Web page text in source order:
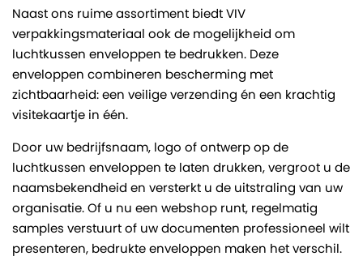
Naast ons ruime assortiment biedt VIV
verpakkingsmateriaal ook de mogelijkheid om
luchtkussen enveloppen te bedrukken. Deze
enveloppen combineren bescherming met
zichtbaarheid: een veilige verzending én een krachtig
visitekaartje in één.
Door uw bedrijfsnaam, logo of ontwerp op de
luchtkussen enveloppen te laten drukken, vergroot u de
naamsbekendheid en versterkt u de uitstraling van uw
organisatie. Of u nu een webshop runt, regelmatig
samples verstuurt of uw documenten professioneel wilt
presenteren, bedrukte enveloppen maken het verschil.